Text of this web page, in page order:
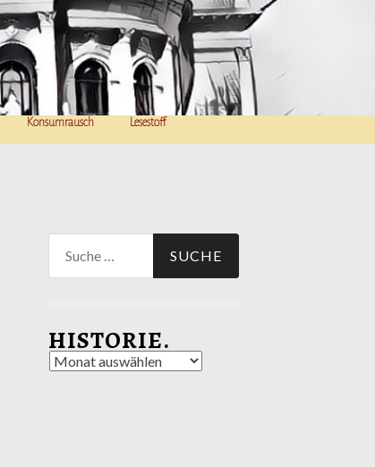
Konsumrausch
Lesestoff
nach:
HISTORIE.
Historie.